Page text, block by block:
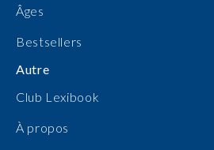
Âges
Bestsellers
Autre
Club Lexibook
À propos